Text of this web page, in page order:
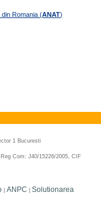
din Romania (ANAT)
1 Bucuresti
Com: J40/15226/2005, CIF
|ANPC |Solutionarea